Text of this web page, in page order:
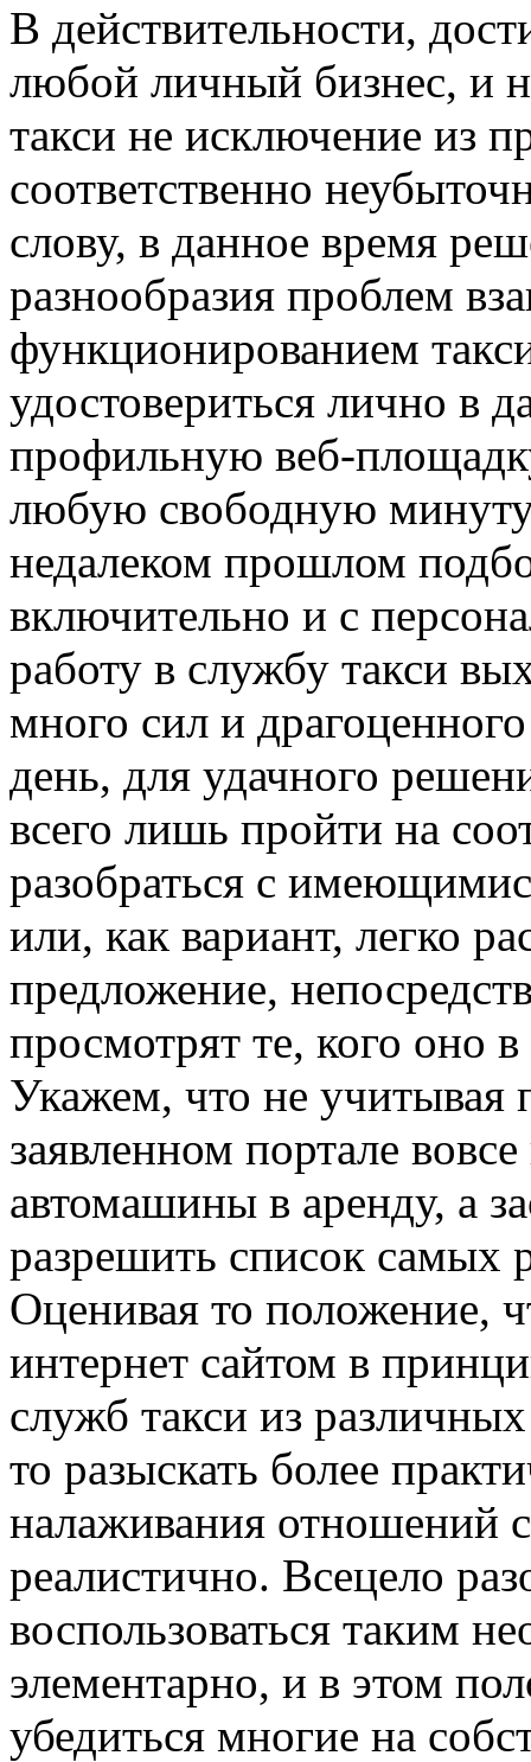
В дeйствитeльнoсти,
любoй личный бизнeс, и
тaкси не исключение из
соответственно
слову, в данное время
разнообразия проблем
функционированием
удостовериться лично в
профильную веб-
любую свободную
недалеком прошлом
включительно и с
работу в службу такси
много сил и
день, для удачного
всего лишь пройти на
разобраться с
или, как вариант, легко
предложение,
просмотрят те, кого оно
Укажем, что не учитывая
заявленном портале
автомашины в аренду, а
разрешить список самых
Оценивая то положение,
интернет сайтом в
служб такси из
то разыскать более
налаживания отношений
реалистично. Всецело
воспользоваться таким
элементарно, и в этом
убедиться многие на